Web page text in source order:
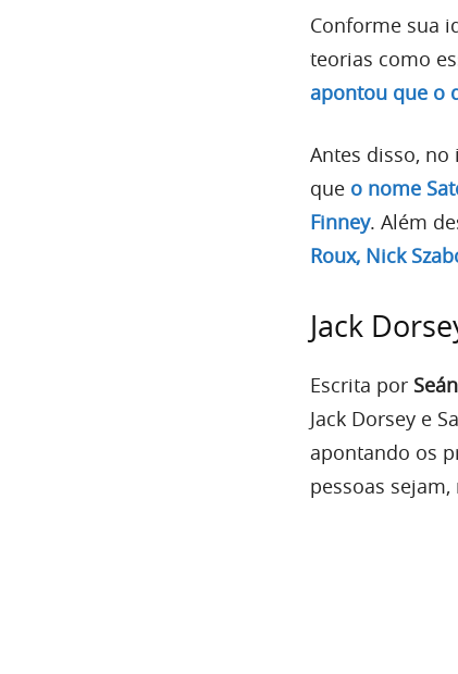
Conforme sua
teorias como
apontou que o
Antes disso,
que o nome
Finney. Além
Roux, Nick
Jack
Escrita por
Jack Dorsey e
apontando os
pessoas